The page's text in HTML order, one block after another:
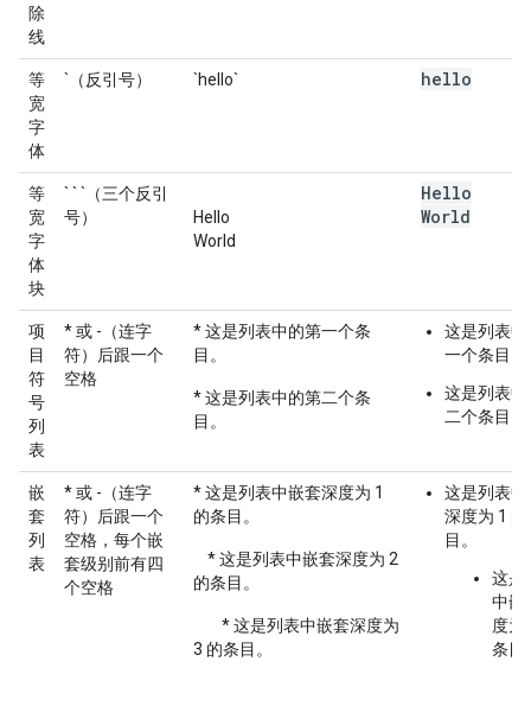
除
线
等
宽
字
体
`（反引号） `hello` hello
等
宽
字
体
块
` ` `（三个反引
号）
Hello
World
Hello
World
项
目
符
号
列
表
* 或 -（连字
符）后跟一个
空格
* 这是列表中的第一个条
目。
* 这是列表中的第二个条
目。
这是列表中
一个条目。
这是列表中
二个条目。
嵌
套
列
表
* 或 -（连字
符）后跟一个
空格，每个嵌
套级别前有四
个空格
* 这是列表中嵌套深度为 1
的条目。
* 这是列表中嵌套深度为 2
的条目。
* 这是列表中嵌套深度为
3 的条目。
这是列表中
深度为 1 的
目。
这是
中嵌
度为
条目